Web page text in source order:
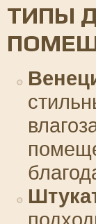
ТИПЫ